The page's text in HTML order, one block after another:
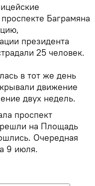
Баграмяна
президента
25 человек.
в тот же день
движение
двух недель.
проспект
на Площадь
Очередная
9 июля.